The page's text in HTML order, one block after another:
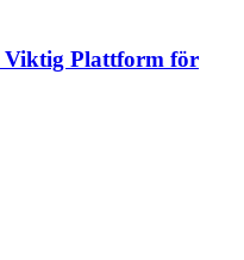
Viktig Plattform för